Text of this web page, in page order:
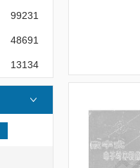
99231
48691
13134